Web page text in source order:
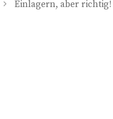
Einlagern, aber richtig!